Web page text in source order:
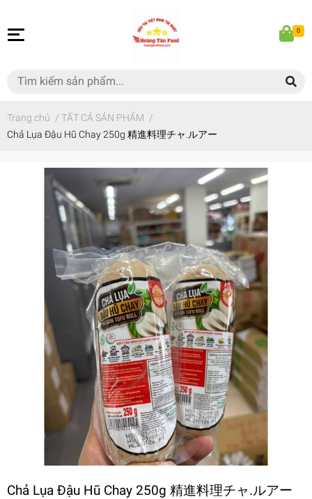
0
Trang chủ / TẤT CẢ SẢN PHẨM /
Chả Lụa Đậu Hũ Chay 250g 精進料理チャ.ルアー
Chả Lụa Đậu Hũ Chay 250g 精進料理チャ.ルアー